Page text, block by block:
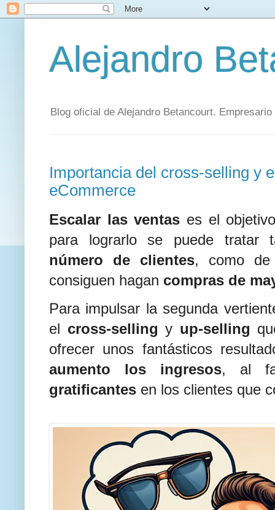
Alejandro
Blog oficial de Alejandro Betancourt.
Importancia del cross-selling y
eCommerce
Escalar las ventas es el
para lograrlo se puede tratar
número de clientes, como
consiguen hagan compras de
Para impulsar la segunda
el cross-selling y up-selling
ofrecer unos fantásticos
aumento los ingresos, al
gratificantes en los clientes que